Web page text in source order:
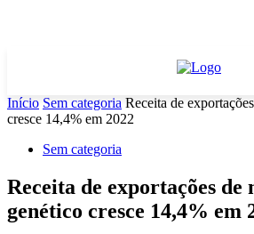
Início Sem categoria Receita de
cresce 14,4% em 2022
Sem categoria
Receita de exportações de
genético cresce 14,4% em